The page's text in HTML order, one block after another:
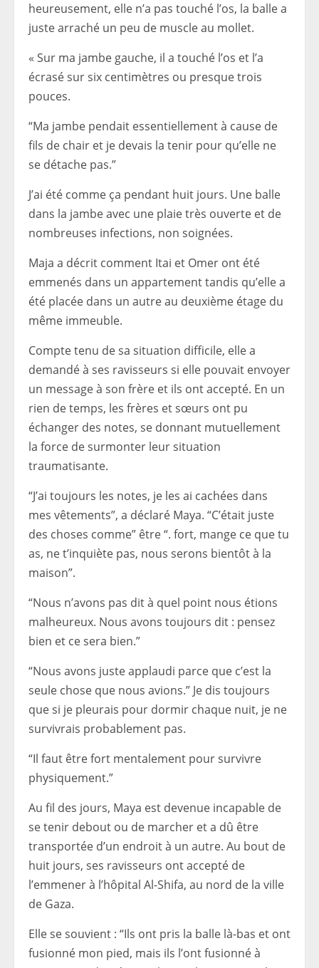
heureusement, elle n’a pas touché l’os, la balle a
juste arraché un peu de muscle au mollet.
« Sur ma jambe gauche, il a touché l’os et l’a
écrasé sur six centimètres ou presque trois
pouces.
“Ma jambe pendait essentiellement à cause de
fils de chair et je devais la tenir pour qu’elle ne
se détache pas.”
J’ai été comme ça pendant huit jours. Une balle
dans la jambe avec une plaie très ouverte et de
nombreuses infections, non soignées.
Maja a décrit comment Itai et Omer ont été
emmenés dans un appartement tandis qu’elle a
été placée dans un autre au deuxième étage du
même immeuble.
Compte tenu de sa situation difficile, elle a
demandé à ses ravisseurs si elle pouvait envoyer
un message à son frère et ils ont accepté. En un
rien de temps, les frères et sœurs ont pu
échanger des notes, se donnant mutuellement
la force de surmonter leur situation
traumatisante.
“J’ai toujours les notes, je les ai cachées dans
mes vêtements”, a déclaré Maya. “C’était juste
des choses comme” être “. fort, mange ce que tu
as, ne t’inquiète pas, nous serons bientôt à la
maison”.
“Nous n’avons pas dit à quel point nous étions
malheureux. Nous avons toujours dit : pensez
bien et ce sera bien.”
“Nous avons juste applaudi parce que c’est la
seule chose que nous avions.” Je dis toujours
que si je pleurais pour dormir chaque nuit, je ne
survivrais probablement pas.
“Il faut être fort mentalement pour survivre
physiquement.”
Au fil des jours, Maya est devenue incapable de
se tenir debout ou de marcher et a dû être
transportée d’un endroit à un autre. Au bout de
huit jours, ses ravisseurs ont accepté de
l’emmener à l’hôpital Al-Shifa, au nord de la ville
de Gaza.
Elle se souvient : “Ils ont pris la balle là-bas et ont
fusionné mon pied, mais ils l’ont fusionné à